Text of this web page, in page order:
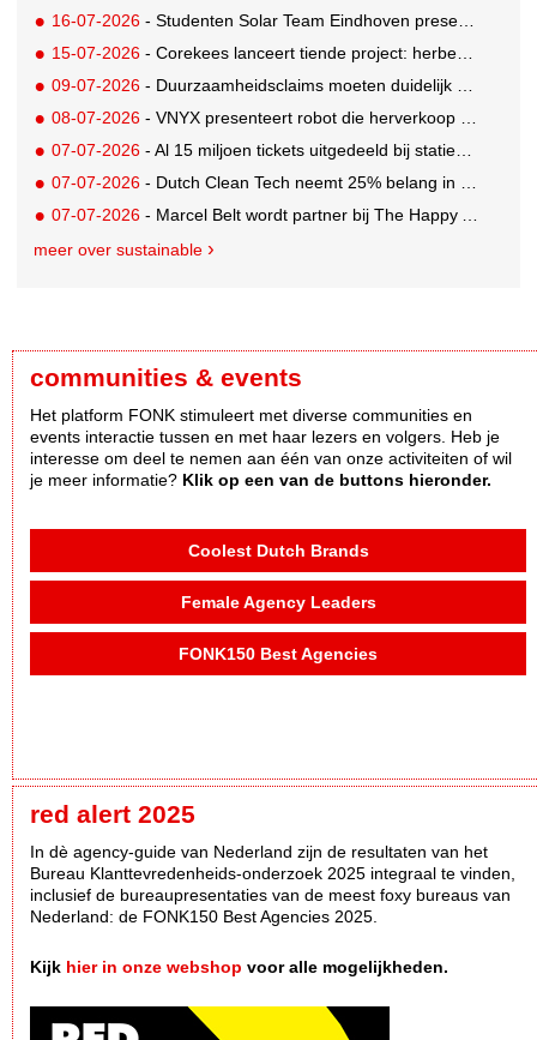
16-07-2026 - Studenten Solar Team Eindhoven presenteren 's werelds eerste zonne-ambulance
15-07-2026 - Corekees lanceert tiende project: herbebossing met koffie
09-07-2026 - Duurzaamheidsclaims moeten duidelijk en controleerbaar zijn vanaf 27 september
08-07-2026 - VNYX presenteert robot die herverkoop van kleding vergemakkelijkt
07-07-2026 - Al 15 miljoen tickets uitgedeeld bij statiegeldwinactie met Tikkie
07-07-2026 - Dutch Clean Tech neemt 25% belang in bijna honderd jaar oud drinkwaterbedrijf in Guatemala
07-07-2026 - Marcel Belt wordt partner bij The Happy Activist
meer over sustainable
communities & events
Het platform FONK stimuleert met diverse communities en
events interactie tussen en met haar lezers en volgers. Heb je
interesse om deel te nemen aan één van onze activiteiten of wil
je meer informatie? Klik op een van de buttons hieronder.
Coolest Dutch Brands
Female Agency Leaders
FONK150 Best Agencies
red alert 2025
In dè agency-guide van Nederland zijn de resultaten van het
Bureau Klanttevredenheids-onderzoek 2025 integraal te vinden,
inclusief de bureaupresentaties van de meest foxy bureaus van
Nederland: de FONK150 Best Agencies 2025.
Kijk hier in onze webshop voor alle mogelijkheden.